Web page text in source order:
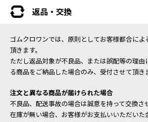
返品・交換
ゴムクロワンでは、原則としてお客様都合によ
頂きます。
ただし返品対象が不良品、または誤配等の理由
る商品をご納品した場合のみ、受付させて頂き
注文と異なる商品が届けられた場合
不良品、配送事故の場合は誠意を持って交換さ
在庫が無い場合、お客様がお支払いいただいた